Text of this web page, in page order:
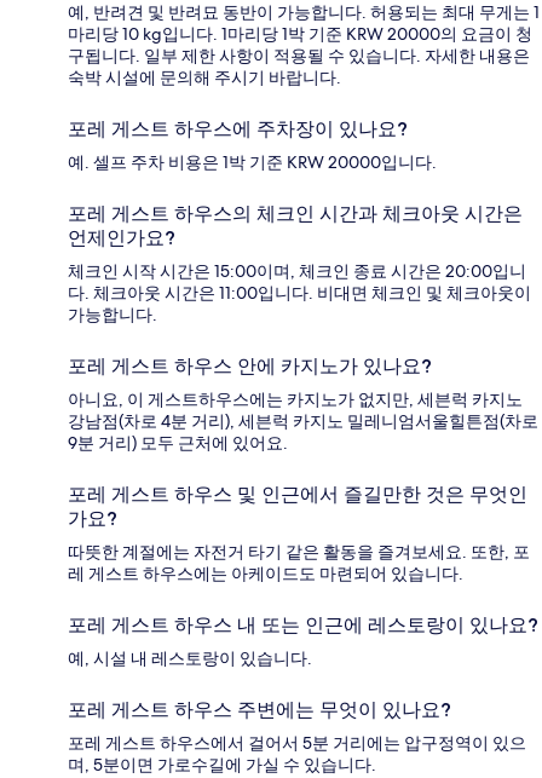
예, 반려견 및 반려묘 동반이 가능합니다. 허용되는 최대 무게는 1
마리당 10 kg입니다. 1마리당 1박 기준 KRW 20000의 요금이 청
구됩니다. 일부 제한 사항이 적용될 수 있습니다. 자세한 내용은
숙박 시설에 문의해 주시기 바랍니다.
포레 게스트 하우스에 주차장이 있나요?
예. 셀프 주차 비용은 1박 기준 KRW 20000입니다.
포레 게스트 하우스의 체크인 시간과 체크아웃 시간은
언제인가요?
체크인 시작 시간은 15:00이며, 체크인 종료 시간은 20:00입니
다. 체크아웃 시간은 11:00입니다. 비대면 체크인 및 체크아웃이
가능합니다.
포레 게스트 하우스 안에 카지노가 있나요?
아니요, 이 게스트하우스에는 카지노가 없지만, 세븐럭 카지노
강남점(차로 4분 거리), 세븐럭 카지노 밀레니엄서울힐튼점(차로
9분 거리) 모두 근처에 있어요.
포레 게스트 하우스 및 인근에서 즐길만한 것은 무엇인
가요?
따뜻한 계절에는 자전거 타기 같은 활동을 즐겨보세요. 또한, 포
레 게스트 하우스에는 아케이드도 마련되어 있습니다.
포레 게스트 하우스 내 또는 인근에 레스토랑이 있나요?
예, 시설 내 레스토랑이 있습니다.
포레 게스트 하우스 주변에는 무엇이 있나요?
포레 게스트 하우스에서 걸어서 5분 거리에는 압구정역이 있으
며, 5분이면 가로수길에 가실 수 있습니다.